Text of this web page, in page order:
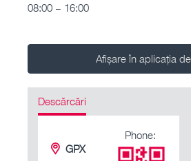
08:00 – 16:00
Afișare în aplicația
Descărcări
GPX
Phone: